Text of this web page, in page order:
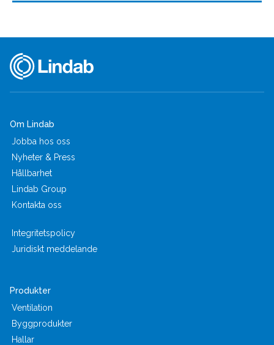
Om Lindab
Jobba hos oss
Nyheter & Press
Hållbarhet
Lindab Group
Kontakta oss
Integritetspolicy
Juridiskt meddelande
Produkter
Ventilation
Byggprodukter
Hallar